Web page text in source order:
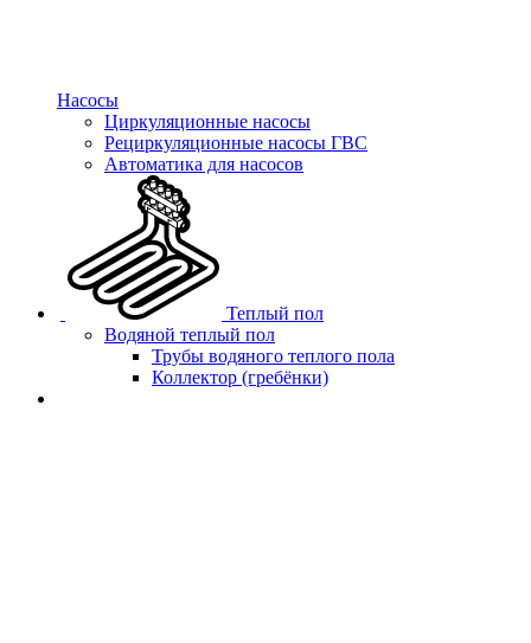
Насосы
Циркуляционные насосы
Рециркуляционные насосы ГВС
Автоматика для насосов
Теплый пол
Водяной теплый пол
Трубы водяного теплого пола
Коллектор (гребёнки)